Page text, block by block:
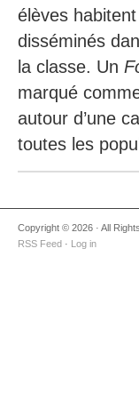
élèves habitent
disséminés
la classe. Un
marqué
autour d’une
toutes les
Copyright © 2026 · All
RSS Feed · Log in